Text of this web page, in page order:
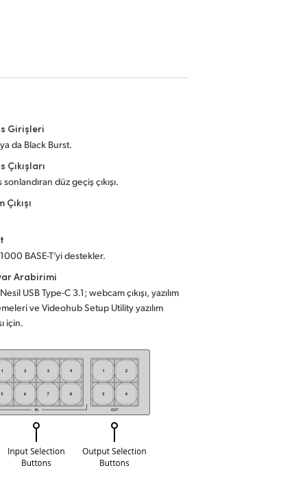
Girişleri
da Black Burst.
Çıkışları
düz geçiş çıkışı.
BASE-T’yi destekler.
Arabirimi
USB Type-C 3.1; webcam çıkışı, yazılım
ve Videohub Setup Utility yazılım
için.